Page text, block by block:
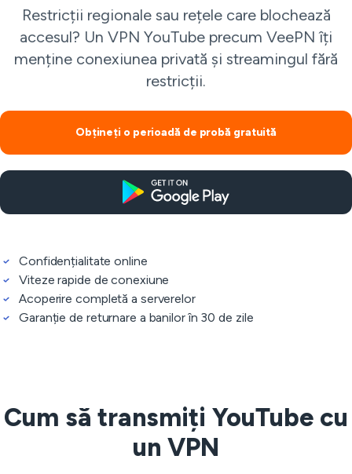
Restricții regionale sau rețele care blochează
accesul? Un VPN YouTube precum VeePN îți
menține conexiunea privată și streamingul fără
restricții.
Obțineți o perioadă de probă gratuită
Confidențialitate online
Viteze rapide de conexiune
Acoperire completă a serverelor
Garanție de returnare a banilor în 30 de zile
Cum să transmiți YouTube cu
un VPN